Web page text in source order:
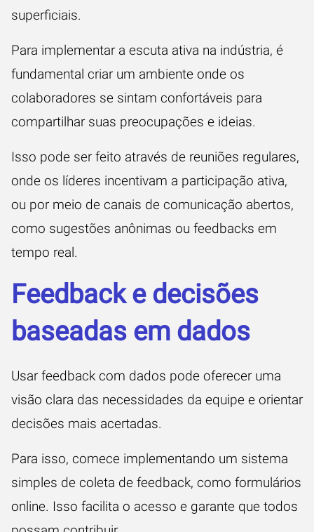
superficiais.
Para implementar a escuta ativa na indústria, é
fundamental criar um ambiente onde os
colaboradores se sintam confortáveis para
compartilhar suas preocupações e ideias.
Isso pode ser feito através de reuniões regulares,
onde os líderes incentivam a participação ativa,
ou por meio de canais de comunicação abertos,
como sugestões anônimas ou feedbacks em
tempo real.
Feedback e decisões
baseadas em dados
Usar feedback com dados pode oferecer uma
visão clara das necessidades da equipe e orientar
decisões mais acertadas.
Para isso, comece implementando um sistema
simples de coleta de feedback, como formulários
online. Isso facilita o acesso e garante que todos